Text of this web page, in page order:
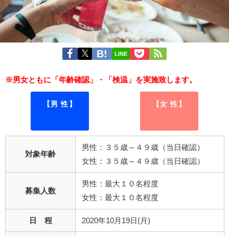
LINE
※男女ともに「年齢確認」・「検温」を実施致します。
【男 性】 【女 性】
対象年齢
男性：３５歳～４９歳（当日確認）
女性：３５歳～４９歳（当日確認）
募集人数
男性：最大１０名程度
女性：最大１０名程度
日 程 2020年10月19日(月)